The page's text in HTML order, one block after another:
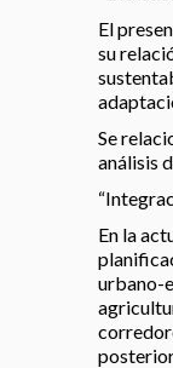
El
su
Se
análisis
En la
urbano-